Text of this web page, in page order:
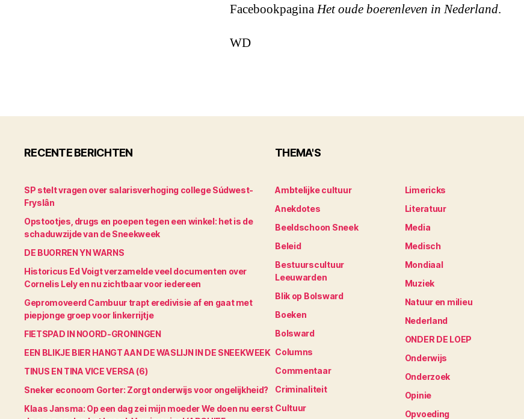
FacebookpaginaHet oude boerenleven in Nederland.
WD
RECENTE BERICHTEN
SP stelt vragen over salarisverhoging college Súdwest-
Fryslân
Opstootjes, drugs en poepen tegen een winkel: het is de
schaduwzijde van de Sneekweek
DE BUORREN YN WARNS
Historicus Ed Voigt verzamelde veel documenten over
Cornelis Lely en nu zichtbaar voor iedereen
Gepromoveerd Cambuur trapt eredivisie af en gaat met
piepjonge groep voor linkerrijtje
FIETSPAD IN NOORD-GRONINGEN
EEN BLIKJE BIER HANGT AAN DE WASLIJN IN DE SNEEKWEEK
TINUS EN TINA VICE VERSA (6)
Sneker econoom Gorter: Zorgt onderwijs voor ongelijkheid?
Klaas Jansma: Op een dag zei mijn moeder We doen nu eerst
THEMA'S
Ambtelijke cultuur
Anekdotes
Beeldschoon Sneek
Beleid
Bestuurscultuur
Leeuwarden
Blik op Bolsward
Boeken
Bolsward
Columns
Commentaar
Criminaliteit
Cultuur
Limericks
Literatuur
Media
Medisch
Mondiaal
Muziek
Natuur en milieu
Nederland
ONDER DE LOEP
Onderwijs
Onderzoek
Opinie
Opvoeding